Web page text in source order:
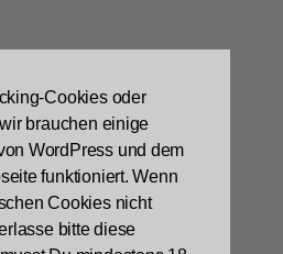
Cookies oder
brauchen einige
WordPress und dem
funktioniert. Wenn
Cookies nicht
bitte diese